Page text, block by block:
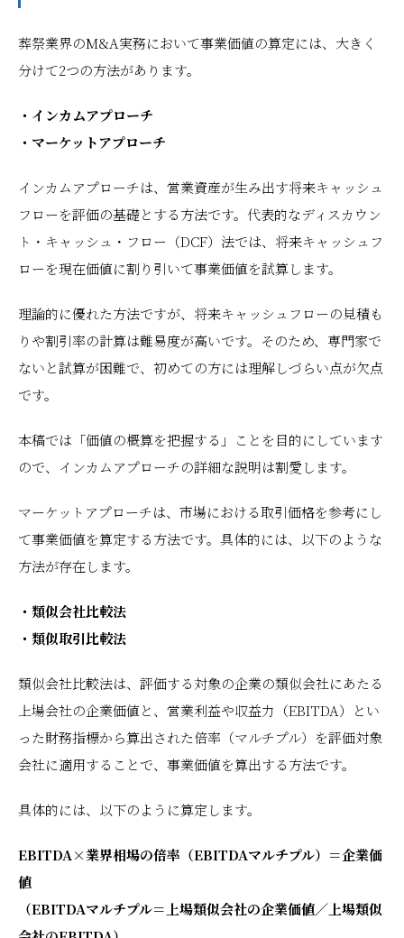
葬祭業界のM&A実務において事業価値の算定には、大きく
分けて2つの方法があります。
・インカムアプローチ
・マーケットアプローチ
インカムアプローチは、営業資産が生み出す将来キャッシュ
フローを評価の基礎とする方法です。代表的なディスカウン
ト・キャッシュ・フロー（DCF）法では、将来キャッシュフ
ローを現在価値に割り引いて事業価値を試算します。
理論的に優れた方法ですが、将来キャッシュフローの見積も
りや割引率の計算は難易度が高いです。そのため、専門家で
ないと試算が困難で、初めての方には理解しづらい点が欠点
です。
本稿では「価値の概算を把握する」ことを目的にしています
ので、インカムアプローチの詳細な説明は割愛します。
マーケットアプローチは、市場における取引価格を参考にし
て事業価値を算定する方法です。具体的には、以下のような
方法が存在します。
・類似会社比較法
・類似取引比較法
類似会社比較法は、評価する対象の企業の類似会社にあたる
上場会社の企業価値と、営業利益や収益力（EBITDA）とい
った財務指標から算出された倍率（マルチプル）を評価対象
会社に適用することで、事業価値を算出する方法です。
具体的には、以下のように算定します。
EBITDA×業界相場の倍率（EBITDAマルチプル）＝企業価
値
（EBITDAマルチプル＝上場類似会社の企業価値／上場類似